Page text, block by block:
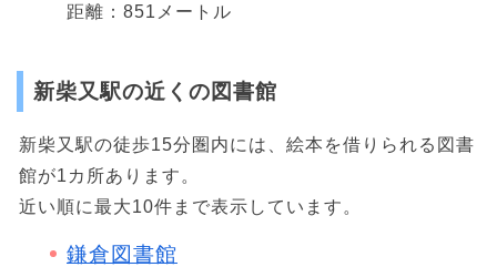
距離：851メートル
新柴又駅の近くの図書館
新柴又駅の徒歩15分圏内には、絵本を借りられる図書
館が1カ所あります。
近い順に最大10件まで表示しています。
鎌倉図書館